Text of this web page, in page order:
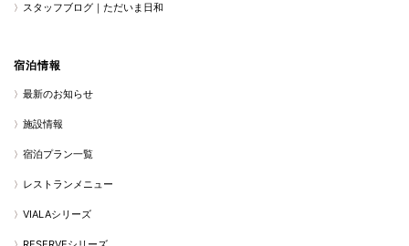
スタッフブログ｜ただいま日和
宿泊情報
最新のお知らせ
施設情報
宿泊プラン一覧
レストランメニュー
VIALAシリーズ